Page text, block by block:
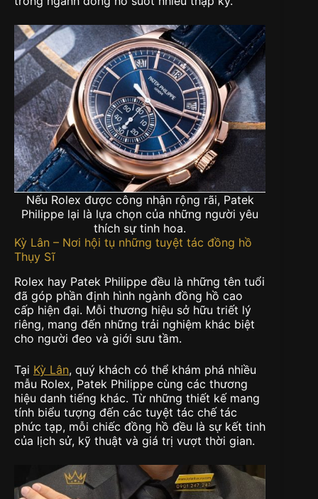
Nếu Rolex được công nhận rộng rãi, Patek
Philippe lại là lựa chọn của những người yêu
thích sự tinh hoa.
Kỳ Lân – Nơi hội tụ những tuyệt tác đồng hồ
Thụy Sĩ
Rolex hay Patek Philippe đều là những tên tuổi
đã góp phần định hình ngành đồng hồ cao
cấp hiện đại. Mỗi thương hiệu sở hữu triết lý
riêng, mang đến những trải nghiệm khác biệt
cho người đeo và giới sưu tầm.
Tại Kỳ Lân, quý khách có thể khám phá nhiều
mẫu Rolex, Patek Philippe cùng các thương
hiệu danh tiếng khác. Từ những thiết kế mang
tính biểu tượng đến các tuyệt tác chế tác
phức tạp, mỗi chiếc đồng hồ đều là sự kết tinh
của lịch sử, kỹ thuật và giá trị vượt thời gian.